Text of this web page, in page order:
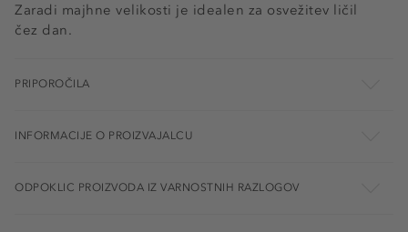
Zaradi majhne velikosti je idealen za osvežitev ličil
čez dan.
PRIPOROČILA
INFORMACIJE O PROIZVAJALCU
ODPOKLIC PROIZVODA IZ VARNOSTNIH RAZLOGOV